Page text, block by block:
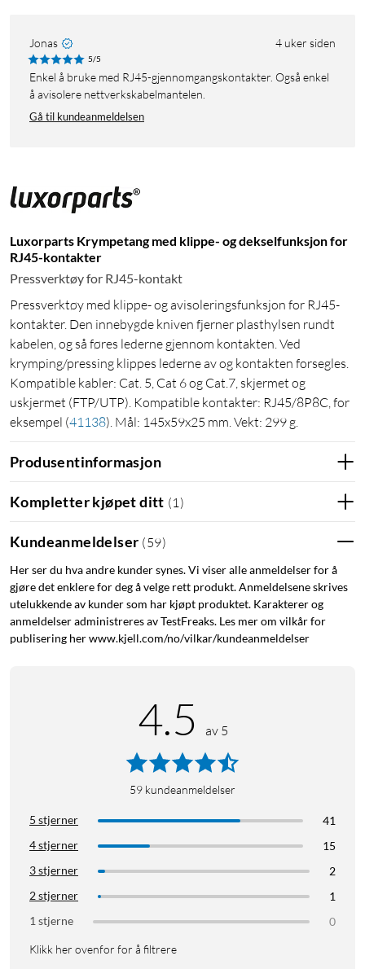
Jonas 4 uker siden
5/5
Enkel å bruke med RJ45-gjennomgangskontakter. Også enkel
å avisolere nettverkskabelmantelen.
Gå til kundeanmeldelsen
Luxorparts Krympetang med klippe- og dekselfunksjon for
RJ45-kontakter
Pressverktøy for RJ45-kontakt
Pressverktøy med klippe- og avisoleringsfunksjon for RJ45-
kontakter. Den innebygde kniven fjerner plasthylsen rundt
kabelen, og så føres lederne gjennom kontakten. Ved
krymping/pressing klippes lederne av og kontakten forsegles.
Kompatible kabler: Cat. 5, Cat 6 og Cat.7, skjermet og
uskjermet (FTP/UTP). Kompatible kontakter: RJ45/8P8C, for
eksempel (41138). Mål: 145x59x25 mm. Vekt: 299 g.
Produsentinformasjon
Kompletter kjøpet ditt (1 )
Kundeanmeldelser (59)
Her ser du hva andre kunder synes. Vi viser alle anmeldelser for å
gjøre det enklere for deg å velge rett produkt. Anmeldelsene skrives
utelukkende av kunder som har kjøpt produktet. Karakterer og
anmeldelser administreres av TestFreaks. Les mer om vilkår for
publisering her www.kjell.com/no/vilkar/kundeanmeldelser
4.5 av 5
59 kundeanmeldelser
5 stjerner
41
4 stjerner
15
3 stjerner
2
2 stjerner
1
1 stjerne
0
Klikk her ovenfor for å filtrere